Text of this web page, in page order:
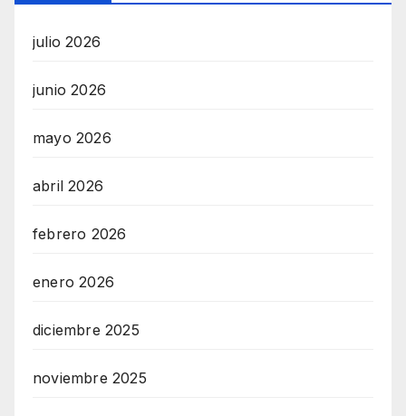
julio 2026
junio 2026
mayo 2026
abril 2026
febrero 2026
enero 2026
diciembre 2025
noviembre 2025